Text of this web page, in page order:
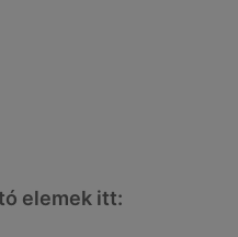
elemek itt: